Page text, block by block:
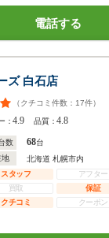
電話する
ズ 白石店
（クチコミ件数： 17件）
：4.9 品質：4.8
数 68台
地
北海道 札幌市内
スタッフ
アフター
買取
保証
クチコミ
クーポン